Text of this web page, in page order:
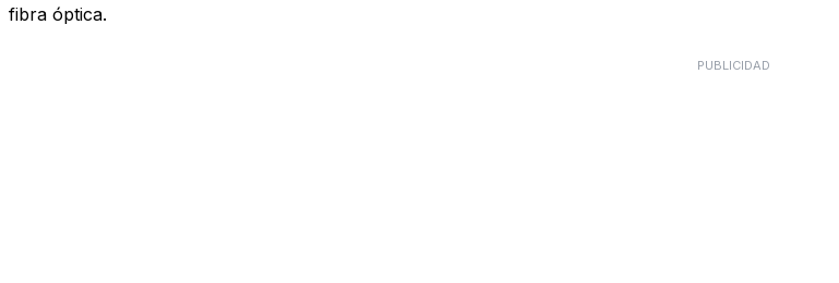
fibra óptica.
PUBLICIDAD